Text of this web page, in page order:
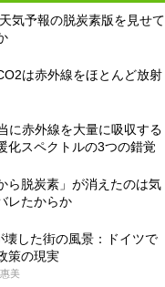
気予報の脱炭素版を見せて
は赤外線をほとんど放射
に赤外線を大量に吸収する
化スペクトルの3つの錯覚
ら脱炭素」が消えたのは気
レたからか
壊した街の風景：ドイツで
策の現実
美